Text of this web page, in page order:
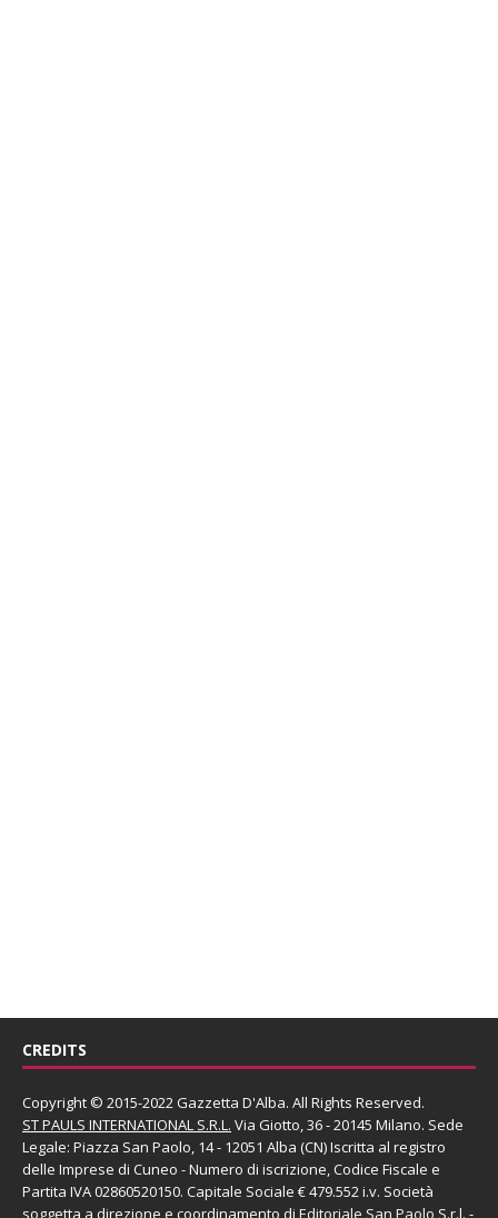
CREDITS
Copyright © 2015-2022 Gazzetta D'Alba. All Rights Reserved.
ST PAULS INTERNATIONAL S.R.L. Via Giotto, 36 - 20145 Milano. Sede
Legale: Piazza San Paolo, 14 - 12051 Alba (CN) Iscritta al registro
delle Imprese di Cuneo - Numero di iscrizione, Codice Fiscale e
Partita IVA 02860520150. Capitale Sociale € 479.552 i.v. Società
soggetta a direzione e coordinamento di Editoriale San Paolo S.r.l. -